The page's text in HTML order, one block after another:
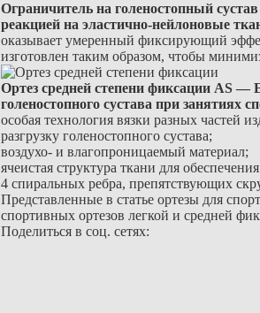
Ограничитель на голеностопный
реакцией на эластично-нейлоновые
оказывает умеренный фиксирующий
изготовлен таким образом, чтобы
Ортез средней степени фиксации AS —
голеностопного сустава при занятиях
особая технология вязки разных частей
разгрузку голеностопного сустава;
воздухо- и влагопроницаемый материал;
ячеистая структура ткани для
4 спиральных ребра, препятствующих
Представленные в статье ортезы для
спортивных ортезов легкой и средней
Поделиться в соц. сетях: